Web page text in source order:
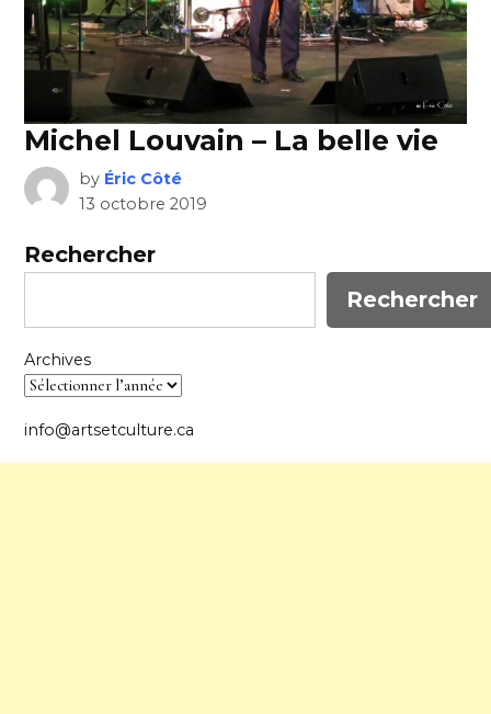
Michel Louvain – La belle vie
by Éric Côté
13 octobre 2019
Rechercher
Rechercher
Archives
info@artsetculture.ca